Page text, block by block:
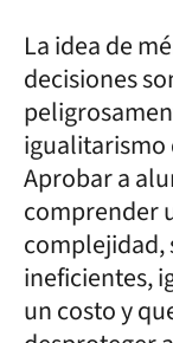
La idea de
decisiones
igualitarismo
Aprobar a
comprender
complejidad,
ineficientes,
un costo y